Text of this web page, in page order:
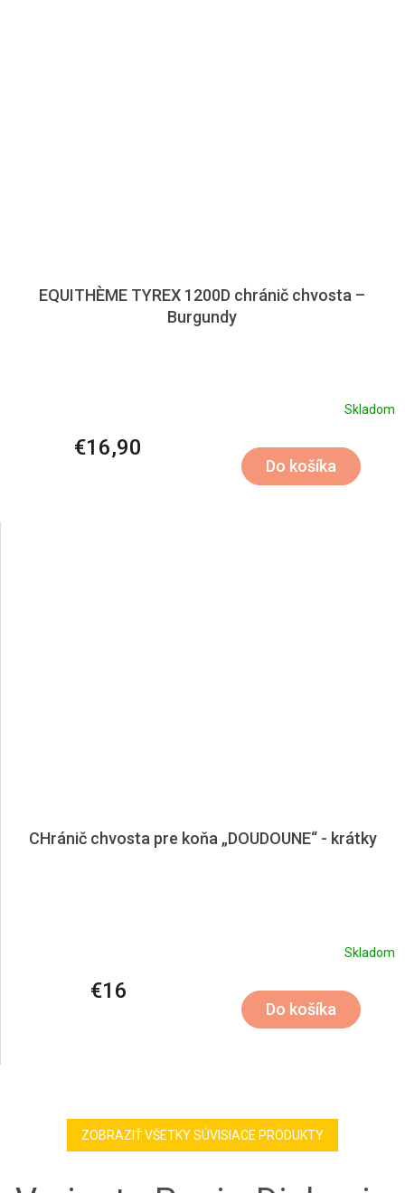
EQUITHÈME TYREX 1200D chránič chvosta –
Burgundy
Skladom
€16,90
Do košíka
CHránič chvosta pre koňa „DOUDOUNE“ - krátky
Skladom
€16
Do košíka
ZOBRAZIŤ VŠETKY SÚVISIACE PRODUKTY